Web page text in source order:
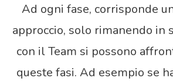
Ad ogni fase, corrisponde
approccio, solo rimanendo in
con il Team si possono
queste fasi. Ad esempio se